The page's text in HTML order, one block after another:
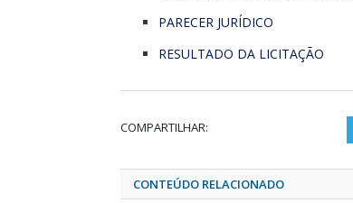
PARECER JURÍDICO
RESULTADO DA LICITAÇÃO
COMPARTILHAR:
CONTEÚDO RELACIONADO